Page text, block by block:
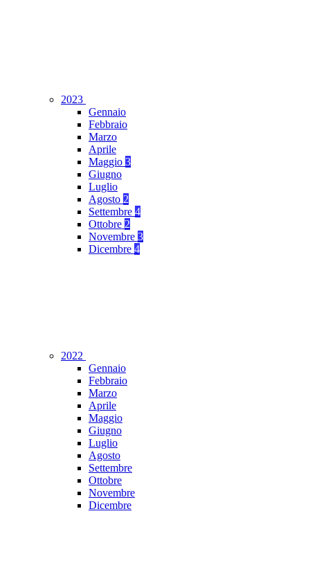
2023
Gennaio
Febbraio
Marzo
Aprile
Maggio 3
Giugno
Luglio
Agosto 2
Settembre 4
Ottobre 2
Novembre 3
Dicembre 4
2022
Gennaio
Febbraio
Marzo
Aprile
Maggio
Giugno
Luglio
Agosto
Settembre
Ottobre
Novembre
Dicembre